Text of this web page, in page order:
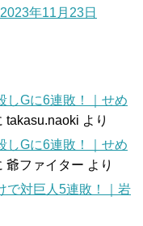
年11月23日
しGに6連敗！｜せめ
takasu.naoki より
しGに6連敗！｜せめ
爺ファイター より
で対巨人5連敗！｜岩